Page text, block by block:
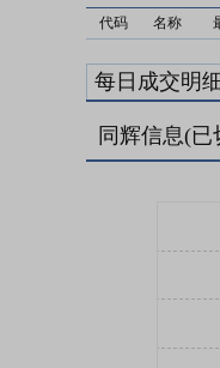
代码 名称
每日成交明细
同辉信息(已